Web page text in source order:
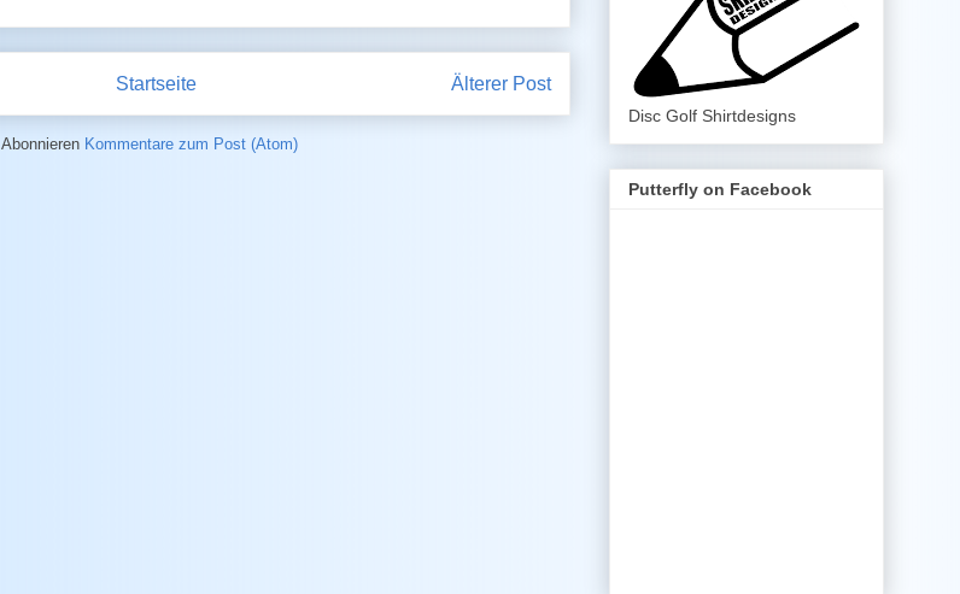
Älterer Post
Startseite
Abonnieren Kommentare zum Post (Atom)
Disc Golf Shirtdesigns
Putterfly on Facebook